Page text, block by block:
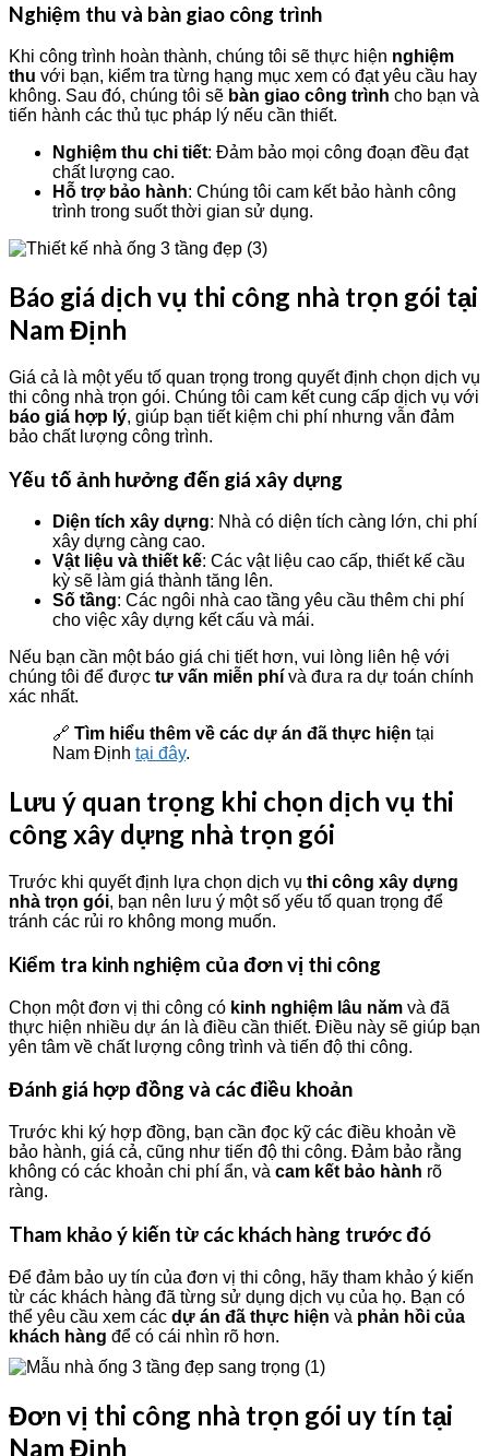
Nghiệm thu và bàn giao công trình
Khi công trình hoàn thành, chúng tôi sẽ thực hiện nghiệm
thu với bạn, kiểm tra từng hạng mục xem có đạt yêu cầu hay
không. Sau đó, chúng tôi sẽ bàn giao công trình cho bạn và
tiến hành các thủ tục pháp lý nếu cần thiết.
Nghiệm thu chi tiết: Đảm bảo mọi công đoạn đều đạt
chất lượng cao.
Hỗ trợ bảo hành: Chúng tôi cam kết bảo hành công
trình trong suốt thời gian sử dụng.
Báo giá dịch vụ thi công nhà trọn gói tại
Nam Định
Giá cả là một yếu tố quan trọng trong quyết định chọn dịch vụ
thi công nhà trọn gói. Chúng tôi cam kết cung cấp dịch vụ với
báo giá hợp lý, giúp bạn tiết kiệm chi phí nhưng vẫn đảm
bảo chất lượng công trình.
Yếu tố ảnh hưởng đến giá xây dựng
Diện tích xây dựng: Nhà có diện tích càng lớn, chi phí
xây dựng càng cao.
Vật liệu và thiết kế: Các vật liệu cao cấp, thiết kế cầu
kỳ sẽ làm giá thành tăng lên.
Số tầng: Các ngôi nhà cao tầng yêu cầu thêm chi phí
cho việc xây dựng kết cấu và mái.
Nếu bạn cần một báo giá chi tiết hơn, vui lòng liên hệ với
chúng tôi để được tư vấn miễn phí và đưa ra dự toán chính
xác nhất.
🔗 Tìm hiểu thêm về các dự án đã thực hiện tại
Nam Định tại đây.
Lưu ý quan trọng khi chọn dịch vụ thi
công xây dựng nhà trọn gói
Trước khi quyết định lựa chọn dịch vụ thi công xây dựng
nhà trọn gói, bạn nên lưu ý một số yếu tố quan trọng để
tránh các rủi ro không mong muốn.
Kiểm tra kinh nghiệm của đơn vị thi công
Chọn một đơn vị thi công có kinh nghiệm lâu năm và đã
thực hiện nhiều dự án là điều cần thiết. Điều này sẽ giúp bạn
yên tâm về chất lượng công trình và tiến độ thi công.
Đánh giá hợp đồng và các điều khoản
Trước khi ký hợp đồng, bạn cần đọc kỹ các điều khoản về
bảo hành, giá cả, cũng như tiến độ thi công. Đảm bảo rằng
không có các khoản chi phí ẩn, và cam kết bảo hành rõ
ràng.
Tham khảo ý kiến từ các khách hàng trước đó
Để đảm bảo uy tín của đơn vị thi công, hãy tham khảo ý kiến
từ các khách hàng đã từng sử dụng dịch vụ của họ. Bạn có
thể yêu cầu xem các dự án đã thực hiện và phản hồi của
khách hàng để có cái nhìn rõ hơn.
Đơn vị thi công nhà trọn gói uy tín tại
Nam Định